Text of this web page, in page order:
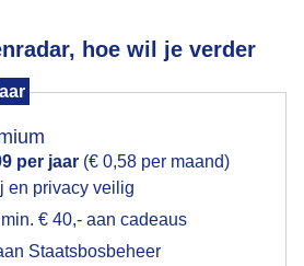
hoe wil je verder
per jaar (€ 0,58 per maand)
en privacy veilig
€ 40,- aan cadeaus
Staatsbosbeheer
en Rust
gebruiken voor het
akkoord op hebt gegeven,
pop-up uit je browser waarin